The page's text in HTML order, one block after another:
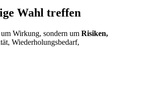
Wahl treffen
Wirkung, ⁣sondern um Risiken,
Wiederholungsbedarf,